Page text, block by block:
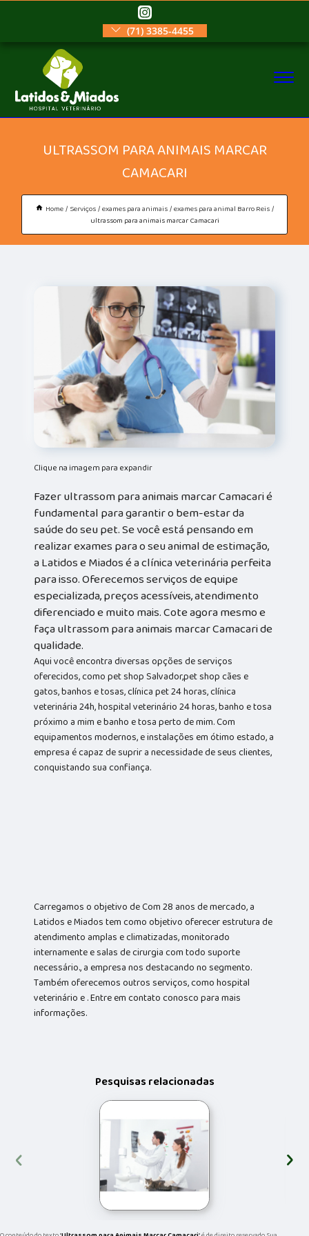
(71) 3385-4455
ULTRASSOM PARA ANIMAIS MARCAR
CAMACARI
Home Serviços exames para animais exames para animal Barro Reis
ultrassom para animais marcar Camacari
Clique na imagem para expandir
Fazer ultrassom para animais marcar Camacari é
fundamental para garantir o bem-estar da
saúde do seu pet. Se você está pensando em
realizar exames para o seu animal de estimação,
a Latidos e Miados é a clínica veterinária perfeita
para isso. Oferecemos serviços de equipe
especializada, preços acessíveis, atendimento
diferenciado e muito mais. Cote agora mesmo e
faça ultrassom para animais marcar Camacari de
qualidade.
Aqui você encontra diversas opções de serviços
oferecidos, como pet shop Salvador,pet shop cães e
gatos, banhos e tosas, clínica pet 24 horas, clínica
veterinária 24h, hospital veterinário 24 horas, banho e tosa
próximo a mim e banho e tosa perto de mim. Com
equipamentos modernos, e instalações em ótimo estado, a
empresa é capaz de suprir a necessidade de seus clientes,
conquistando sua confiança.
Carregamos o objetivo de Com 28 anos de mercado, a
Latidos e Miados tem como objetivo oferecer estrutura de
atendimento amplas e climatizadas, monitorado
internamente e salas de cirurgia com todo suporte
necessário., a empresa nos destacando no segmento.
Também oferecemos outros serviços, como hospital
veterinário e . Entre em contato conosco para mais
informações.
Pesquisas relacionadas
‹ ›